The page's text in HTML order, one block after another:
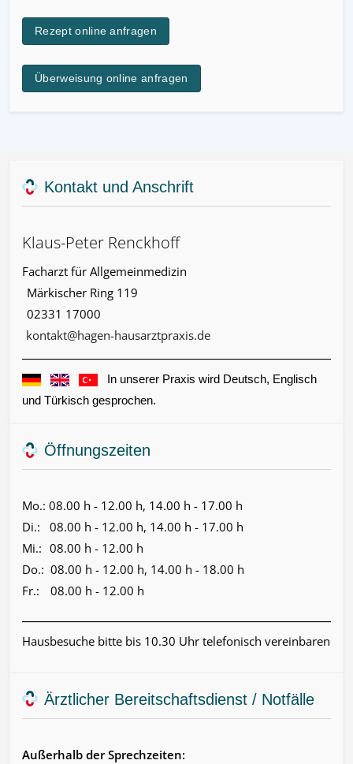
Rezept online anfragen
Überweisung online anfragen
Kontakt und Anschrift
Klaus-Peter Renckhoff
Facharzt für Allgemeinmedizin
Märkischer Ring 119
02331 17000
kontakt@hagen-hausarztpraxis.de
In unserer Praxis wird Deutsch, Englisch
und Türkisch gesprochen.
Öffnungszeiten
Mo.: 08.00 h - 12.00 h, 14.00 h - 17.00 h
Di.:
08.00 h - 12.00 h, 14.00 h - 17.00 h
Mi.: 08.00 h - 12.00 h
Do.: 08.00 h - 12.00 h, 14.00 h - 18.00 h
Fr.:
08.00 h - 12.00 h
Hausbesuche bitte bis 10.30 Uhr telefonisch vereinbaren
Ärztlicher Bereitschaftsdienst / Notfälle
Außerhalb der Sprechzeiten: